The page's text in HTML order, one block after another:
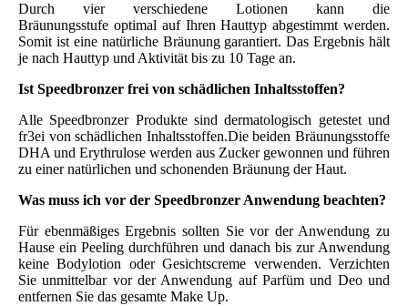
Durch vier verschiedene Lotionen kann die
Bräunungsstufe optimal auf Ihren Hauttyp abgestimmt werden.
Somit ist eine natürliche Bräunung garantiert. Das Ergebnis hält
je nach Hauttyp und Aktivität bis zu 10 Tage an.
Ist Speedbronzer frei von schädlichen Inhaltsstoffen?
Alle Speedbronzer Produkte sind dermatologisch getestet und
fr3ei von schädlichen Inhaltsstoffen.Die beiden Bräunungsstoffe
DHA und Erythrulose werden aus Zucker gewonnen und führen
zu einer natürlichen und schonenden Bräunung der Haut.
Was muss ich vor der Speedbronzer Anwendung beachten?
Für ebenmäßiges Ergebnis sollten Sie vor der Anwendung zu
Hause ein Peeling durchführen und danach bis zur Anwendung
keine Bodylotion oder Gesichtscreme verwenden. Verzichten
Sie unmittelbar vor der Anwendung auf Parfüm und Deo und
entfernen Sie das gesamte Make Up.